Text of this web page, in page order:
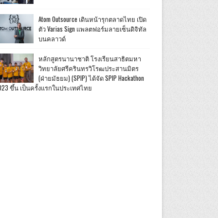
Atom Outsource เดินหน้ารุกตลาดไทย เปิด
ตัว Varias Sign แพลตฟอร์มลายเซ็นดิจิทัล
บนคลาวด์
หลักสูตรนานาชาติ โรงเรียนสาธิตมหา
วิทยาลัยศรีครินทรวิโรฒประสานมิตร
(ฝ่ายมัธยม) (SPIP) ได้จัด SPIP Hackathon
ขึ้น เป็นครั้งแรกในประเทศไทย